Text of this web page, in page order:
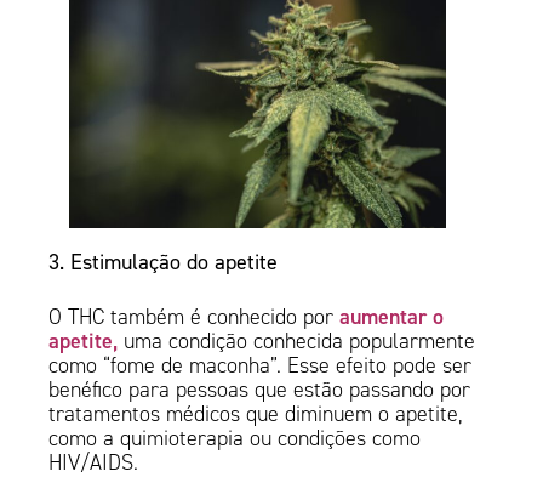
3. Estimulação do apetite
O THC também é conhecido poraumentar o
apetite, uma condição conhecida popularmente
como “fome de maconha”. Esse efeito pode ser
benéfico para pessoas que estão passando por
tratamentos médicos que diminuem o apetite,
como a quimioterapia ou condições como
HIV/AIDS.